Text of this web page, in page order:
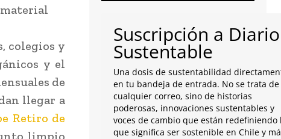
material
colegios y
y el
de
llegar a
Retiro de
Suscripción a Diario
Sustentable
Una dosis de sustentabilidad
en tu bandeja de entrada. No se trata de
cualquier correo, sino de historias
poderosas, innovaciones sustentables y
voces de cambio que están redefiniendo
que significa ser sostenible en Chile y